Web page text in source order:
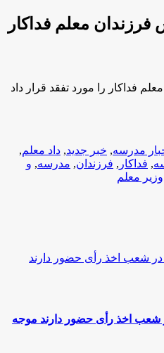
معلم فداكار
فداكار را مورد تفقد قرار داد
مدرسه, خبر جدید, داد معلم,
, فداكار , فرزندان, مدرسه, و
وزیر معلم
شعب اخذ رأی حضور دارند موجه